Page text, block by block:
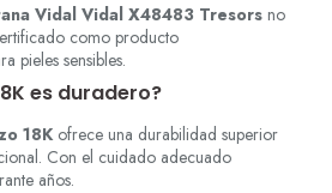
Vidal Vidal X48483 Tresors no
como producto
pieles sensibles.
es duradero?
18K ofrece una durabilidad superior
Con el cuidado adecuado
años.